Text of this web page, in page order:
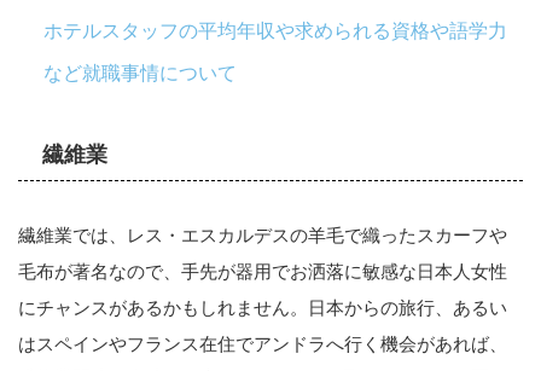
ホテルスタッフの平均年収や求められる資格や語学力
など就職事情について
繊維業
繊維業では、レス・エスカルデスの羊毛で織ったスカーフや
毛布が著名なので、手先が器用でお洒落に敏感な日本人女性
にチャンスがあるかもしれません。日本からの旅行、あるい
はスペインやフランス在住でアンドラへ行く機会があれば、